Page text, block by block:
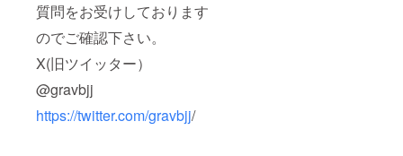
質問をお受けしております
のでご確認下さい。
X(旧ツイッター）
@gravbjj
https://twitter.com/gravbjj/